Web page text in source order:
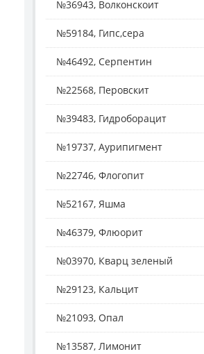
№36943, Волконскоит
№59184, Гипс,сера
№46492, Серпентин
№22568, Перовскит
№39483, Гидроборацит
№19737, Аурипигмент
№22746, Флогопит
№52167, Яшма
№46379, Флюорит
№03970, Кварц зеленый
№29123, Кальцит
№21093, Опал
№13587, Лимонит